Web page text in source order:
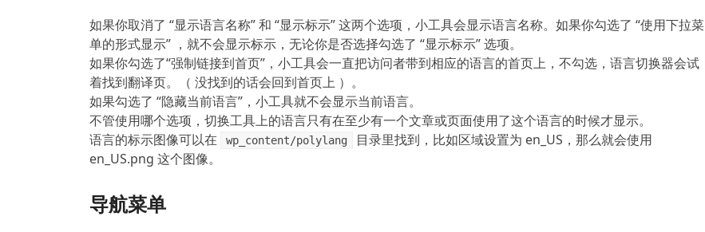
如果你取消了 “显示语言名称” 和 “显示标示” 这两个选项，小工具会显示语言名称。如果你勾选了 “使用下拉菜
单的形式显示” ，就不会显示标示，无论你是否选择勾选了 “显示标示” 选项。
如果你勾选了“强制链接到首页”，小工具会一直把访问者带到相应的语言的首页上，不勾选，语言切换器会试
着找到翻译页。（ 没找到的话会回到首页上 ）。
如果勾选了 “隐藏当前语言”，小工具就不会显示当前语言。
不管使用哪个选项，切换工具上的语言只有在至少有一个文章或页面使用了这个语言的时候才显示。
语言的标示图像可以在
wp_content/polylang
目录里找到，比如区域设置为 en_US，那么就会使用
en_US.png 这个图像。
导航菜单